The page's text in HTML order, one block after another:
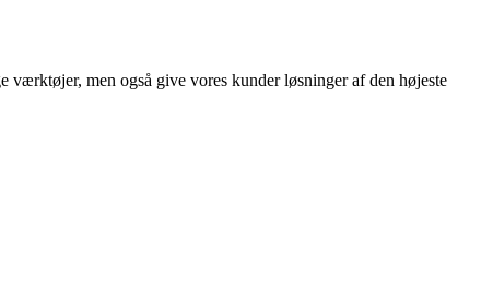
værktøjer, men også give vores kunder løsninger af den højeste